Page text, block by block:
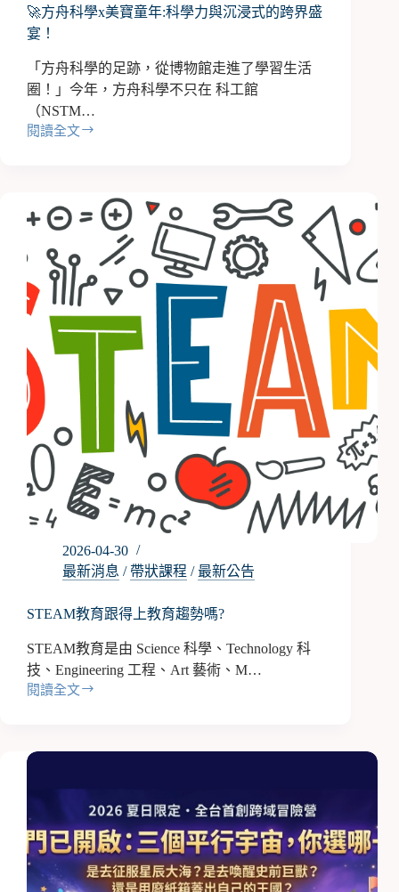
🚀方舟科學x美寶童年:科學力與沉浸式的跨界盛
宴！
「方舟科學的足跡，從博物館走進了學習生活
圈！」今年，方舟科學不只在 科工館
（NSTM…
閱讀全文
🚀
學
x
寶
童
年:
科
力
與
沉
浸
式
的
跨
界
宴！
2026-04-30
最新消息 / 帶狀課程 / 最新公告
STEAM教育跟得上教育趨勢嗎?
STEAM教育是由 Science 科學、Technology 科
技、Engineering 工程、Art 藝術、M…
閱讀全文
STEAM
跟
育
趨
勢
嗎?